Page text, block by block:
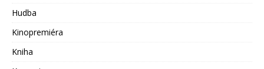
Hudba
Kinopremiéra
Kniha